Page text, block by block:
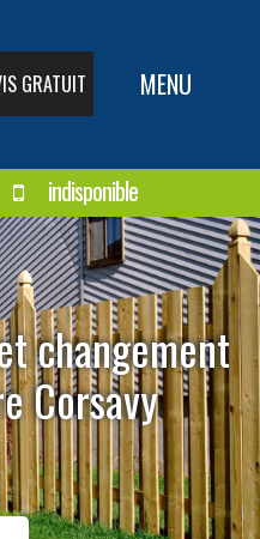
GRATUIT MENU
indisponible
changement
Corsavy